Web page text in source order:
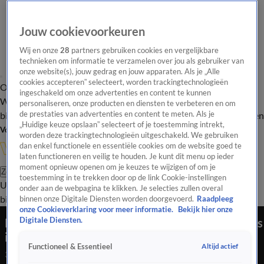
Overzicht Onze programma's Uitzendingen Onze gezichten
In de
WandelgangenInterviewsUitzending
bijwonenPodcastShopVeelgestelde vragenKijkersvraag insturen
Volg Vandaag Inside
Zoeken
UitzendingenVandaag InsideDe OranjezomerShopUitzending
bijwonen
Na nederlaag Oranje: man vernielt alle vlaggetjes
in straat met heggenschaar
30 juni 2026, 20:16
Jouw cookievoorkeuren
Wij en onze28 partners gebruiken cookies en vergelijkbare
technieken om informatie te verzamelen over jou als gebruiker van
onze website(s), jouw gedrag en jouw apparaten. Als je „Alle
cookies accepteren” selecteert, worden trackingtechnologieën
ingeschakeld om onze advertenties en content te kunnen
personaliseren, onze producten en diensten te verbeteren en om
de prestaties van advertenties en content te meten. Als je
„Huidige keuze opslaan” selecteert of je toestemming intrekt,
worden deze trackingtechnologieën uitgeschakeld. We gebruiken
dan enkel functionele en essentiële cookies om de website goed te
laten functioneren en veilig te houden. Je kunt dit menu op ieder
moment opnieuw openen om je keuzes te wijzigen of om je
toestemming in te trekken door op de link Cookie-instellingen
onder aan de webpagina te klikken. Je selecties zullen overal
binnen onze Digitale Diensten worden doorgevoerd. Raadpleeg
onze Cookieverklaring voor meer informatie.
Bekijk hier onze
Digitale Diensten.
Functioneel & Essentieel Altijd actief